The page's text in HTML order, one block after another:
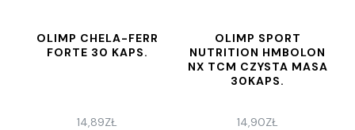
OLIMP CHELA-FERR
FORTE 30 KAPS.
14,89ZŁ
OLIMP SPORT
NUTRITION HMBOLON
NX TCM CZYSTA MASA
30KAPS.
14,90ZŁ